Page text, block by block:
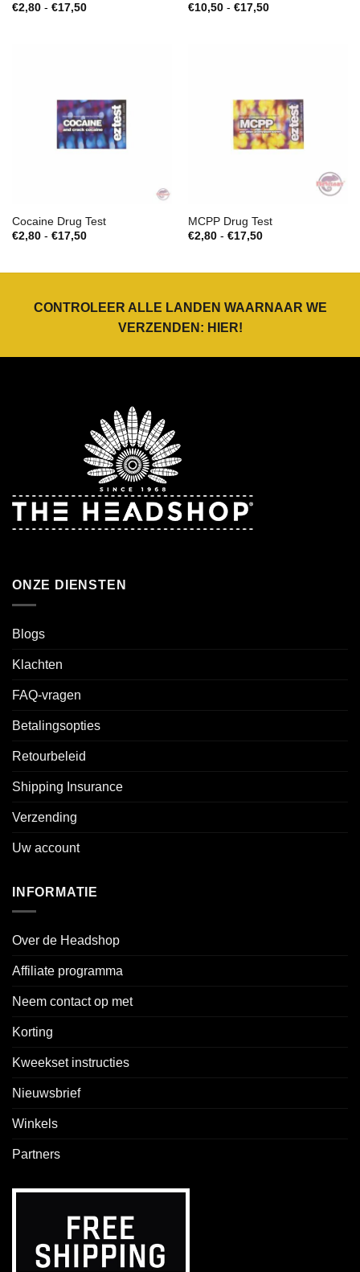
€2,80 - €17,50Prijsklasse:
€10,50 - €17,50Prijsklasse:
Cocaine Drug Test
€2,80 - €17,50Prijsklasse:
MCPP Drug Test
€2,80 - €17,50Prijsklasse:
CONTROLEER ALLE LANDEN WAARNAAR WE
VERZENDEN: HIER!
ONZE DIENSTEN
Blogs
Klachten
FAQ-vragen
Betalingsopties
Retourbeleid
Shipping Insurance
Verzending
Uw account
INFORMATIE
Over de Headshop
Affiliate programma
Neem contact op met
Korting
Kweekset instructies
Nieuwsbrief
Winkels
Partners